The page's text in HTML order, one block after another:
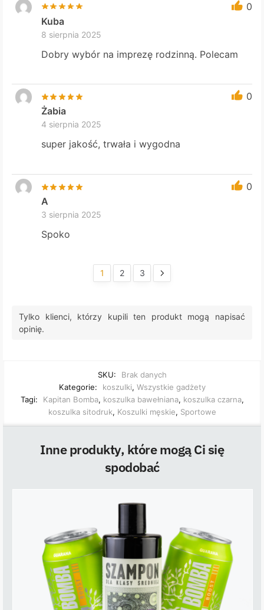
0
Kuba
8 sierpnia 2025
Dobry wybór na imprezę rodzinną. Polecam
0
Żabia
4 sierpnia 2025
super jakość, trwała i wygodna
0
A
3 sierpnia 2025
Spoko
1 2 3
Tylko klienci, którzy kupili ten produkt mogą napisać
opinię.
SKU:
Brak danych
Kategorie:
koszulki, Wszystkie gadżety
Tagi:
Kapitan Bomba, koszulka bawełniana, koszulka czarna,
koszulka sitodruk, Koszulki męskie, Sportowe
Inne produkty, które mogą Ci się
spodobać